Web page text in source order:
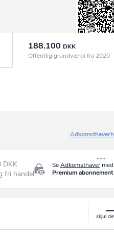
188.100 DKK
Offentlig grundværdi fra 2020
SeAdkomsthaver
Premium abonnement
DKK
fri handel